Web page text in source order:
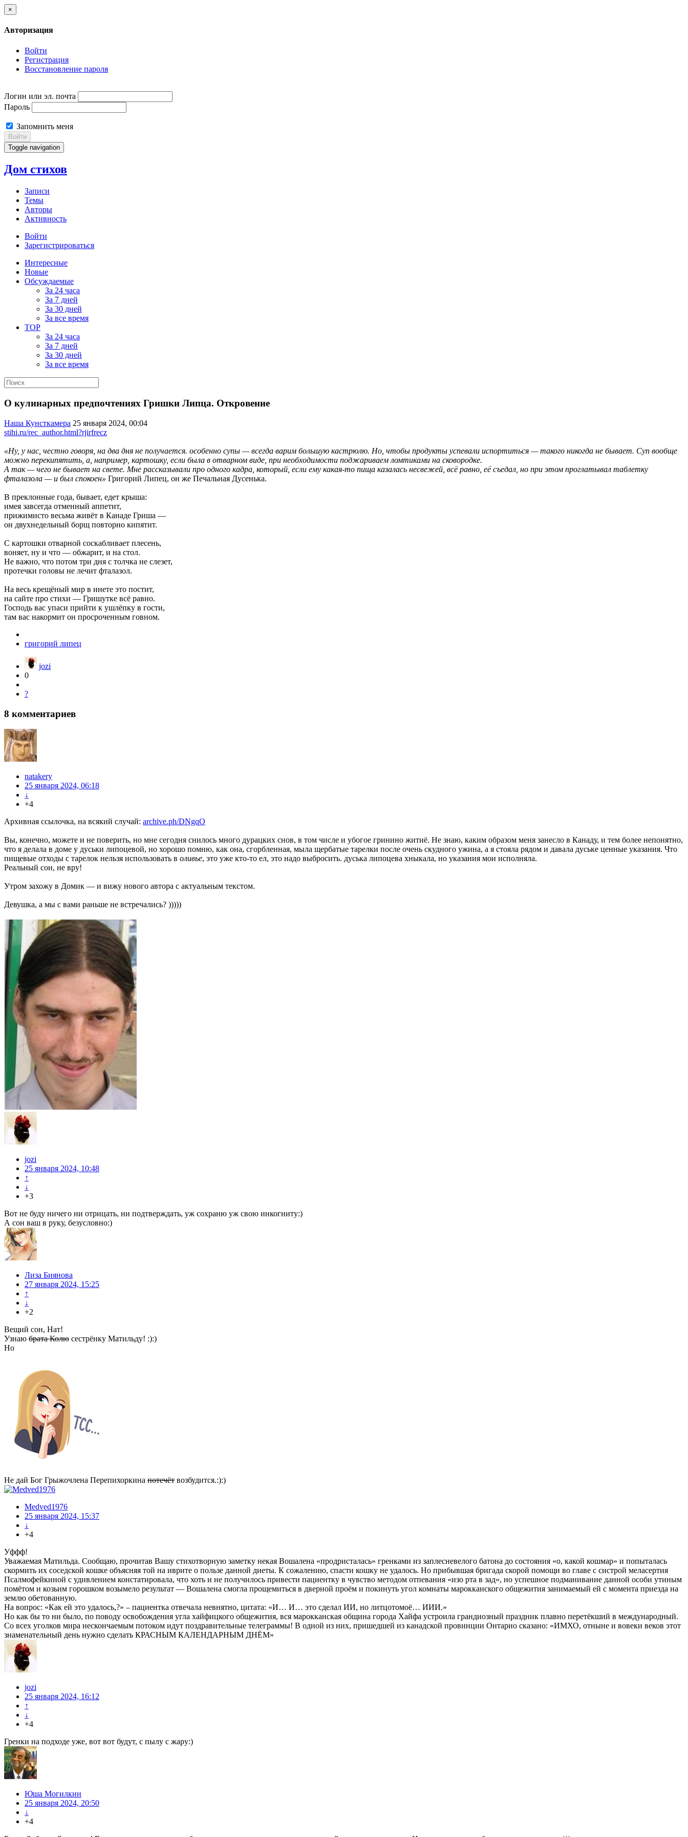
×
Авторизация
Войти
Регистрация
Восстановление пароля
Логин или эл. почта
Пароль
Запомнить меня
Войти
Toggle navigation
Дом стихов
Записи
Темы
Авторы
Активность
Войти
Зарегистрироваться
Интересные
Новые
Обсуждаемые
За 24 часа
За 7 дней
За 30 дней
За все время
TOP
За 24 часа
За 7 дней
За 30 дней
За все время
О кулинарных предпочтениях Гришки Липца. Откровение
Наша Кунсткамера 25 января 2024, 00:04
stihi.ru/rec_author.html?rjirfrecz
«Ну, у нас, честно говоря, на два дня не получается. особенно супы — всегда варим большую кастрюлю. Но, чтобы продукты успевали испортиться — такого никогда не бывает. Суп вообще
можно перекипятить, а, например, картошку, если была в отварном виде, при необходимости поджариваем ломтиками на сковородке.
А так — чего не бывает на свете. Мне рассказывали про одного кадра, который, если ему какая-то пища казалась несвежей, всё равно, её съедал, но при этом проглатывал таблетку
фталазола — и был спокоен» Григорий Липец, он же Печальная Дусенька.
В преклонные года, бывает, едет крыша:
имея завсегда отменный аппетит,
прижимисто весьма живёт в Канаде Гриша —
он двухнедельный борщ повторно кипятит.
С картошки отварной соскабливает плесень,
воняет, ну и что — обжарит, и на стол.
Не важно, что потом три дня с толчка не слезет,
протечки головы не лечит фталазол.
На весь крещёный мир в инете это постит,
на сайте про стихи — Гришутке всё равно.
Господь вас упаси прийти к ушлёпку в гости,
там вас накормит он просроченным говном.
григорий липец
jozi
0
?
8 комментариев
natakery
25 января 2024, 06:18
↓
+4
Архивная ссылочка, на всякий случай: archive.ph/DNgqO
Вы, конечно, можете и не поверить, но мне сегодня снилось много дурацких снов, в том числе и убогое гринино житиё. Не знаю, каким образом меня занесло в Канаду, и тем более непонятно,
что я делала в доме у дуськи липоцевой, но хорошо помню, как она, сгорбленная, мыла щербатые тарелки после очень скудного ужина, а я стояла рядом и давала дуське ценные указания. Что
пищевые отходы с тарелок нельзя использовать в оливье, это уже кто-то ел, это надо выбросить. дуська липоцева хныкала, но указания мои исполняла.
Реальный сон, не вру!
Утром захожу в Домик — и вижу нового автора с актуальным текстом.
Девушка, а мы с вами раньше не встречались? )))))
jozi
25 января 2024, 10:48
↑
↓
+3
Вот не буду ничего ни отрицать, ни подтверждать, уж сохраню уж свою инкогниту:)
А сон ваш в руку, безусловно:)
Лиза Биянова
27 января 2024, 15:25
↑
↓
+2
Вещий сон, Нат!
Узнаю брата Колю сестрёнку Матильду! :):)
Но
Не дай Бог Грыжочлена Перепихоркина потечёт возбудится.:):)
Medved1976
25 января 2024, 15:37
↓
+4
Уффф!
Уважаемая Матильда. Сообщаю, прочитав Вашу стихотворную заметку некая Вошалена «продристалась» гренками из заплесневелого батона до состояния «о, какой кошмар» и попыталась
скормить их соседской кошке объясняя той на иврите о пользе данной диеты. К сожалению, спасти кошку не удалось. Но прибывшая бригада скорой помощи во главе с систрой меласертия
Псалмофейкиной с удивлением констатировала, что хоть и не получилось привести пациентку в чувство методом отпевания «изо рта в зад», но успешное подманивание данной особи утиным
помётом и козьим горошком возымело результат — Вошалена смогла прощемиться в дверной проём и покинуть угол комнаты марокканского общежития занимаемый ей с момента приезда на
землю обетованную.
На вопрос: «Как ей это удалось,?» – пациентка отвечала невнятно, цитата: «И… И… это сделал ИИ, но литцотомоё… ИИИ.»
Но как бы то ни было, по поводу освобождения угла хайфицкого общежития, вся марокканская община города Хайфа устроила грандиозный праздник плавно перетёкший в международный.
Со всех уголков мира нескончаемым потоком идут поздравительные телеграммы! В одной из них, пришедшей из канадской провинции Онтарио сказано: «ИМХО, отныне и вовеки веков этот
знаменательный день нужно сделать КРАСНЫМ КАЛЕНДАРНЫМ ДНЁМ»
jozi
25 января 2024, 16:12
↑
↓
+4
Гренки на подходе уже, вот вот будут, с пылу с жару:)
Юша Могилкин
25 января 2024, 20:50
↓
+4